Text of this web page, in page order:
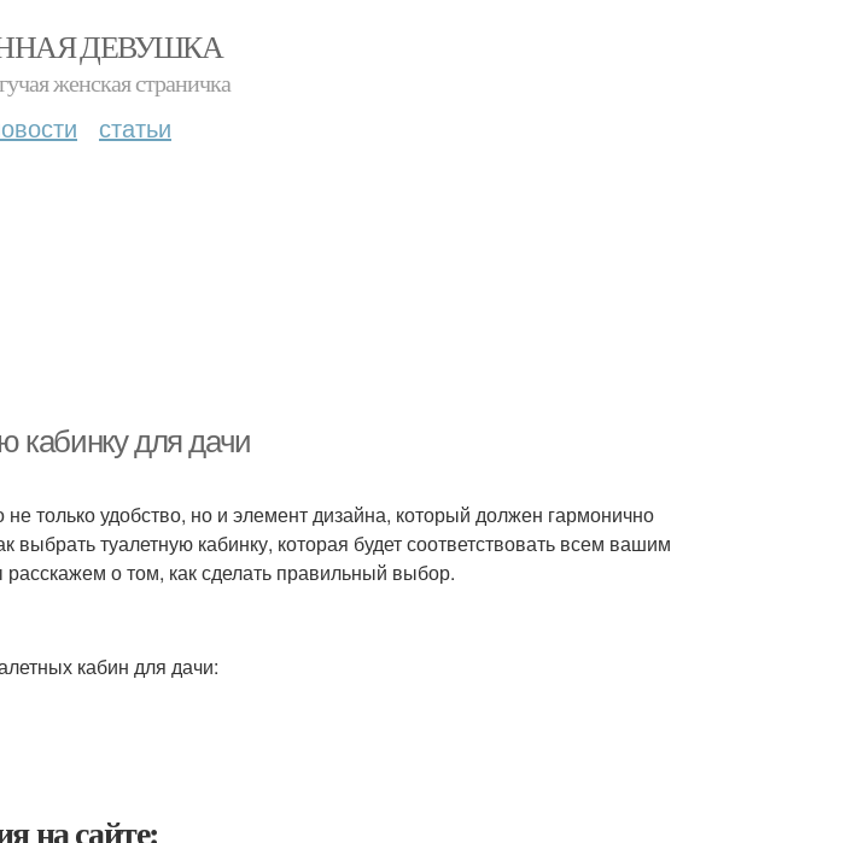
ДЕВУШКА
женская страничка
статьи
кабинку для дачи
не только удобство, но и элемент дизайна, который должен гармонично
туалетную кабинку, которая будет соответствовать всем вашим
о том, как сделать правильный выбор.
кабин для дачи:
на сайте: